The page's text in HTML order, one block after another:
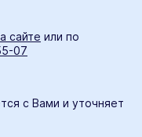
сайте или по
07
с Вами и уточняет